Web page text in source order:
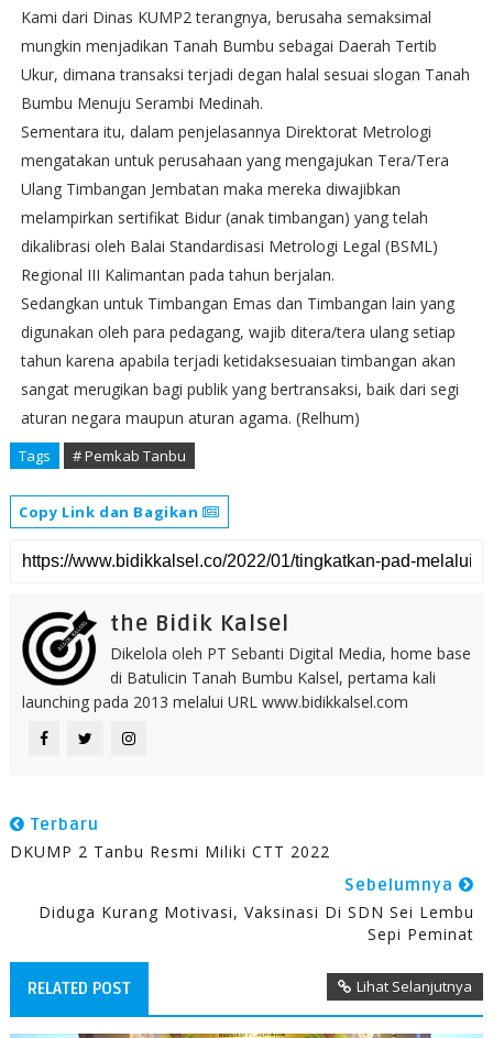
Kami dari Dinas KUMP2 terangnya, berusaha semaksimal
mungkin menjadikan Tanah Bumbu sebagai Daerah Tertib
Ukur, dimana transaksi terjadi degan halal sesuai slogan Tanah
Bumbu Menuju Serambi Medinah.
Sementara itu, dalam penjelasannya Direktorat Metrologi
mengatakan untuk perusahaan yang mengajukan Tera/Tera
Ulang Timbangan Jembatan maka mereka diwajibkan
melampirkan sertifikat Bidur (anak timbangan) yang telah
dikalibrasi oleh Balai Standardisasi Metrologi Legal (BSML)
Regional III Kalimantan pada tahun berjalan.
Sedangkan untuk Timbangan Emas dan Timbangan lain yang
digunakan oleh para pedagang, wajib ditera/tera ulang setiap
tahun karena apabila terjadi ketidaksesuaian timbangan akan
sangat merugikan bagi publik yang bertransaksi, baik dari segi
aturan negara maupun aturan agama. (Relhum)
Tags # Pemkab Tanbu
Copy Link dan Bagikan
the Bidik Kalsel
Dikelola oleh PT Sebanti Digital Media, home base
di Batulicin Tanah Bumbu Kalsel, pertama kali
launching pada 2013 melalui URL www.bidikkalsel.com
Terbaru
DKUMP 2 Tanbu Resmi Miliki CTT 2022
Sebelumnya
Diduga Kurang Motivasi, Vaksinasi Di SDN Sei Lembu
Sepi Peminat
RELATED POST Lihat Selanjutnya